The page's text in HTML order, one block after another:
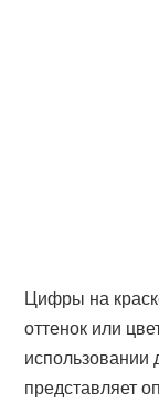
Цифры на
оттенок или
использовании
представляет